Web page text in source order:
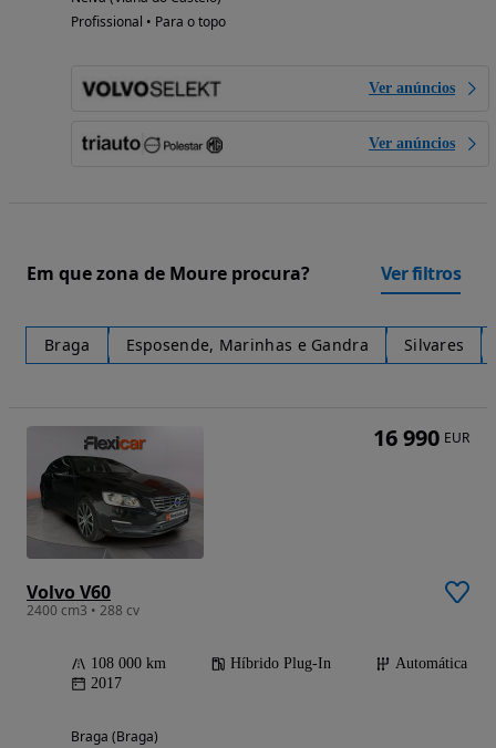
Profissional • Para o topo
Ver anúncios
Ver anúncios
Em que zona de Moure procura? Ver filtros
Braga Esposende, Marinhas e Gandra Silvares
Volvo V60
2400 cm3 • 288 cv
108 000 km Híbrido Plug-In
Automática
2017
Braga (Braga)
16 990 EUR